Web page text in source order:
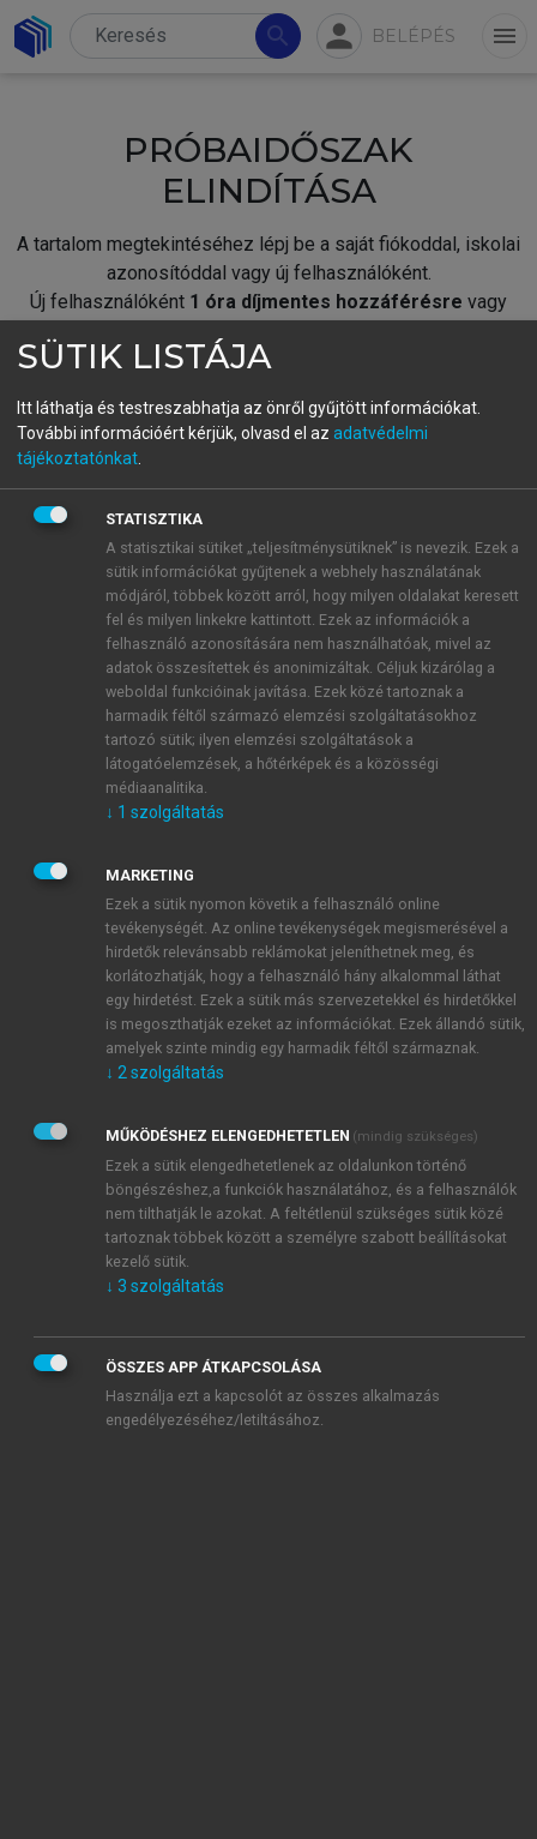
search person BELÉPÉS menu
PRÓBAIDŐSZAK
ELINDÍTÁSA
A tartalom megtekintéséhez lépj be a saját fiókoddal, iskolai
azonosítóddal vagy új felhasználóként.
Új felhasználóként 1 óra díjmentes hozzáférésre vagy
fiókoddal,vagy hozz létre új fiókot.
A regisztráció után apróbaidőszakautomatikusan
BELÉPÉS SAJÁT FIÓKKAL
ÚJ FIÓK LÉTREHOZÁSA
1 óra díjmentes hozzáférés
E-MAIL-CÍM
JELSZÓ
JELSZÓ ÚJRA
Kérek értesítést a MeRSZ újdonságairól, akcióiról.
Kérek értesítést az Akadémiai Kiadó Zrt. újdonságairól,
Adatkezelési tájékoztatóbanfoglaltakat tudomásul
veszem és elfogadom.
Általános vásárlási feltételeket, valamint a szotar.netés a
mersz.huoldalak licencszerződéseiben foglaltakat
tudomásul veszem és elfogadom.
KIPRÓBÁLOM
SÜTIK LISTÁJA
Itt láthatja és testreszabhatja az önről gyűjtött információkat.
További információért kérjük, olvasd el az adatvédelmi
tájékoztatónkat
STATISZTIKA
A statisztikai sütiket „teljesítménysütiknek” is nevezik. Ezek a
sütik információkat gyűjtenek a webhely használatának
módjáról, többek között arról, hogy milyen oldalakat keresett
fel és milyen linkekre kattintott. Ezek az információk a
felhasználó azonosítására nem használhatóak, mivel az
adatok összesítettek és anonimizáltak. Céljuk kizárólag a
weboldal funkcióinak javítása. Ezek közé tartoznak a
harmadik féltől származó elemzési szolgáltatásokhoz
tartozó sütik; ilyen elemzési szolgáltatások a
látogatóelemzések, a hőtérképek és a közösségi
médiaanalitika.
↓ 1 szolgáltatás
MARKETING
Ezek a sütik nyomon követik a felhasználó online
tevékenységét. Az online tevékenységek megismerésével a
hirdetők relevánsabb reklámokat jeleníthetnek meg, és
korlátozhatják, hogy a felhasználó hány alkalommal láthat
egy hirdetést. Ezek a sütik más szervezetekkel és hirdetőkkel
is megoszthatják ezeket az információkat. Ezek állandó sütik,
amelyek szinte mindig egy harmadik féltől származnak.
↓ 2 szolgáltatás
MŰKÖDÉSHEZ ELENGEDHETETLEN (mindig szükséges)
Ezek a sütik elengedhetetlenek az oldalunkon történő
böngészéshez,a funkciók használatához, és a felhasználók
nem tilthatják le azokat. A feltétlenül szükséges sütik közé
tartoznak többek között a személyre szabott beállításokat
kezelő sütik.
↓ 3 szolgáltatás
ÖSSZES APP ÁTKAPCSOLÁSA
Használja ezt a kapcsolót az összes alkalmazás
engedélyezéséhez/letiltásához.